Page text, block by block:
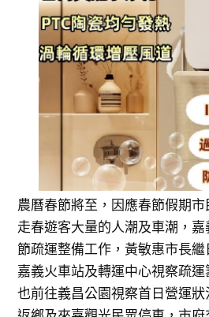
農曆春節將至，因應春節假期
走春遊客大量的人潮及車潮，
節疏運整備工作，黃敏惠市長
嘉義火車站及轉運中心視察疏
也前往義昌公園視察首日營運